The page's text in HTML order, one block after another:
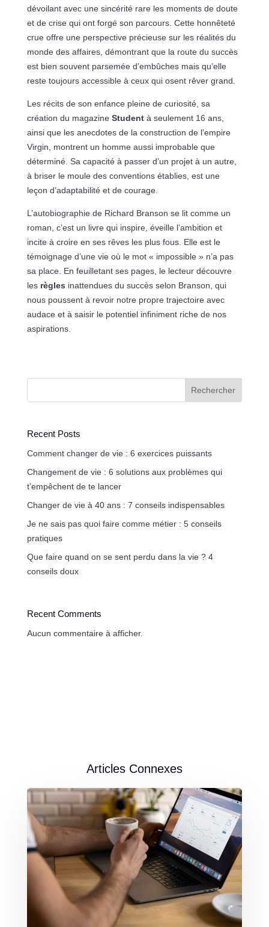
dévoilant avec une sincérité rare les moments de doute
et de crise qui ont forgé son parcours. Cette honnêteté
crue offre une perspective précieuse sur les réalités du
monde des affaires, démontrant que la route du succès
est bien souvent parsemée d’embûches mais qu’elle
reste toujours accessible à ceux qui osent rêver grand.
Les récits de son enfance pleine de curiosité, sa
création du magazine Studentà seulement 16 ans,
ainsi que les anecdotes de la construction de l’empire
Virgin, montrent un homme aussi improbable que
déterminé. Sa capacité à passer d’un projet à un autre,
à briser le moule des conventions établies, est une
leçon d’adaptabilité et de courage.
L’autobiographie de Richard Branson se lit comme un
roman, c’est un livre qui inspire, éveille l’ambition et
incite à croire en ses rêves les plus fous. Elle est le
témoignage d’une vie où le mot « impossible » n’a pas
sa place. En feuilletant ses pages, le lecteur découvre
les règles inattendues du succès selon Branson, qui
nous poussent à revoir notre propre trajectoire avec
audace et à saisir le potentiel infiniment riche de nos
aspirations.
Rechercher
Recent Posts
Comment changer de vie : 6 exercices puissants
Changement de vie : 6 solutions aux problèmes qui
t’empêchent de te lancer
Changer de vie à 40 ans : 7 conseils indispensables
Je ne sais pas quoi faire comme métier : 5 conseils
pratiques
Que faire quand on se sent perdu dans la vie ? 4
conseils doux
Recent Comments
Aucun commentaire à afficher.
Articles Connexes